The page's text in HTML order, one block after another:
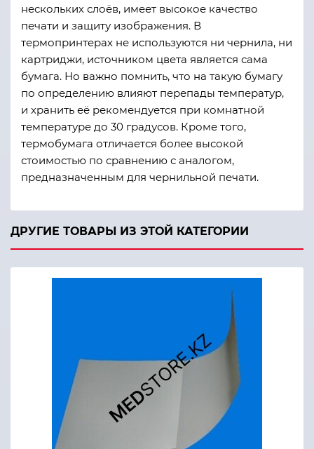
нескольких слоёв, имеет высокое качество
печати и защиту изображения. В
термопринтерах не используются ни чернила, ни
картриджи, источником цвета является сама
бумага. Но важно помнить, что на такую бумагу
по определению влияют перепады температур,
и хранить её рекомендуется при комнатной
температуре до 30 градусов. Кроме того,
термобумага отличается более высокой
стоимостью по сравнению с аналогом,
предназначенным для чернильной печати.
ДРУГИЕ ТОВАРЫ ИЗ ЭТОЙ КАТЕГОРИИ